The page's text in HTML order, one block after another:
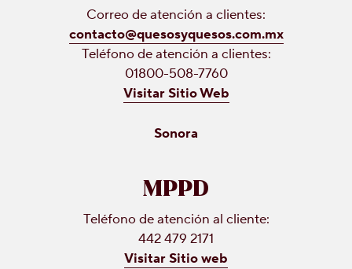
Correo de atención a clientes:
contacto@quesosyquesos.com.mx
Teléfono de atención a clientes:
01800-508-7760
Visitar Sitio Web
Sonora
MPPD
Teléfono de atención al cliente:
442 479 2171
Visitar Sitio web